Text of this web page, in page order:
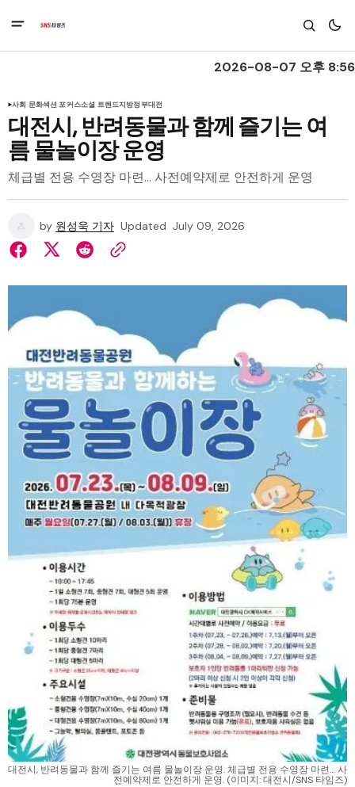
2026-08-07 오후 8:56
사회 문화섹션 포커스소셜 트렌드지방정부대전
대전시, 반려동물과 함께 즐기는 여
름 물놀이장 운영
체급별 전용 수영장 마련… 사전예약제로 안전하게 운영
by 원성욱 기자 Updated July 09, 2026
대전시, 반려동물과 함께 즐기는 여름 물놀이장 운영. 체급별 전용 수영장 마련… 사
전예약제로 안전하게 운영. (이미지: 대전시/SNS 타임즈)